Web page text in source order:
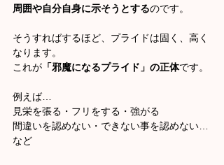
周囲や自分自身に示そうとするのです。
そうすればするほど、プライドは固く、高く
なります。
これが 「邪魔になるプライド」の正体です。
例えば…
見栄を張る・フリをする・強がる
間違いを認めない・できない事を認めない…
など